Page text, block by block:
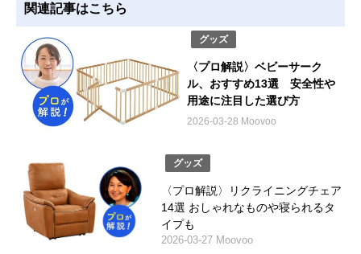
関連記事はこちら
グッズ
〈プロ解説〉ベビーサーク
ル、おすすめ13選 安全性や
用途に注目した選び方
2026-03-28 Moovoo
グッズ
〈プロ解説〉リクライニングチェア
14選 おしゃれなものや寝られるタ
イプも
2026-03-27 Moovoo